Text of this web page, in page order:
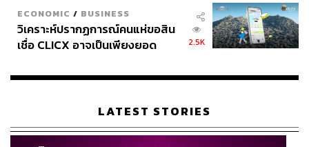
ECONOMIC / BUSINESS
วิเคราะห์ปรากฏการณ์คนแห่ขอสิน
เชื่อ CLICX อาจเป็นเพียงยอด
เรือนไทยที่ถูกซุกไว้
2.5K
LATEST STORIES